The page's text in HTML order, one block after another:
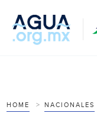
HOME NACIONALES